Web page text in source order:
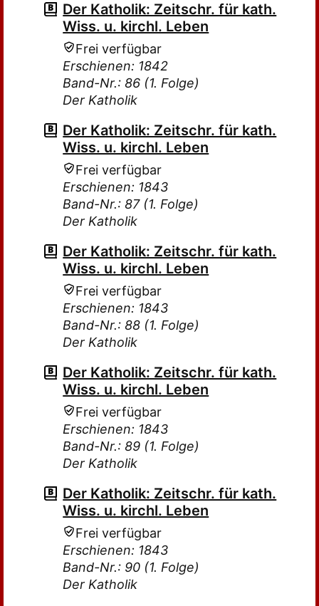
Der Katholik: Zeitschr. für kath.
Wiss. u. kirchl. Leben
Frei verfügbar
Erschienen: 1842
Band-Nr.: 86 (1. Folge)
Der Katholik
Der Katholik: Zeitschr. für kath.
Wiss. u. kirchl. Leben
Frei verfügbar
Erschienen: 1843
Band-Nr.: 87 (1. Folge)
Der Katholik
Der Katholik: Zeitschr. für kath.
Wiss. u. kirchl. Leben
Frei verfügbar
Erschienen: 1843
Band-Nr.: 88 (1. Folge)
Der Katholik
Der Katholik: Zeitschr. für kath.
Wiss. u. kirchl. Leben
Frei verfügbar
Erschienen: 1843
Band-Nr.: 89 (1. Folge)
Der Katholik
Der Katholik: Zeitschr. für kath.
Wiss. u. kirchl. Leben
Frei verfügbar
Erschienen: 1843
Band-Nr.: 90 (1. Folge)
Der Katholik